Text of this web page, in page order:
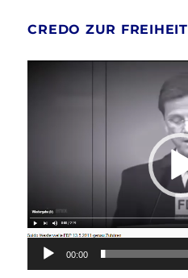
CREDO ZUR FREIHEIT
00:00